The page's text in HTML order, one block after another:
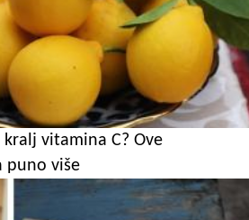
vitamina C? Ove
puno više